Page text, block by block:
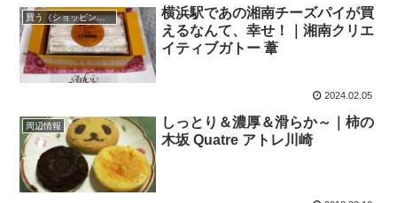
買う（ショッピング）
横浜駅であの湘南チーズパイが買
えるなんて、幸せ！｜湘南クリエ
イティブガトー 葦
2024.02.05
周辺情報
しっとり＆濃厚＆滑らか～｜柿の
木坂 Quatre アトレ川崎